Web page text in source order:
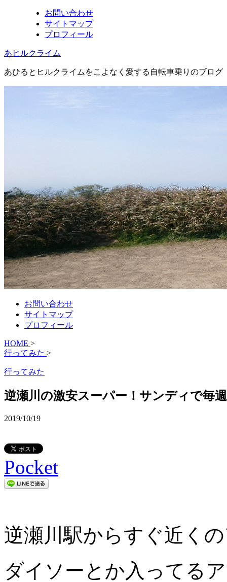
お問い合わせ
サイトマップ
プロフィール
あヒルクライム
あひるとヒルクライムをこよなく愛する自転車乗りのブログ
お問い合わせ
サイトマップ
プロフィール
HOME >
行ってみた >
行ってみた
逆瀬川の激安スーパー！サンディで毎
2019/10/19
Pocket
逆瀬川駅からすぐ近く
ダイソーとか入ってる